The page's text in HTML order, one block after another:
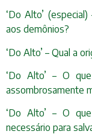
‘Do Alto’
aos demônios?
‘Do Alto’ – Qual a
‘Do Alto’ – O
assombrosamente
‘Do Alto’ – O
necessário para